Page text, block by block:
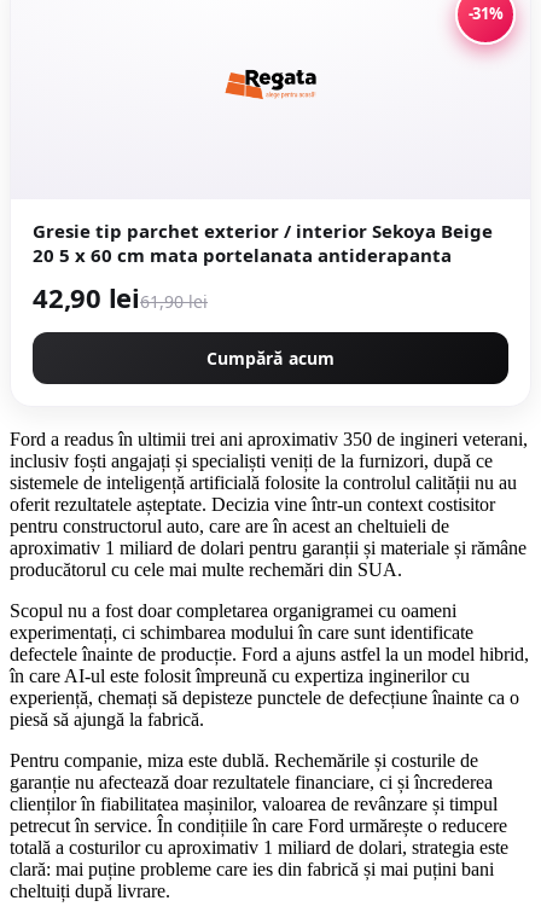
-31%
Gresie tip parchet exterior / interior Sekoya Beige
20 5 x 60 cm mata portelanata antiderapanta
42,90 lei61,90 lei
Cumpără acum
Ford a readus în ultimii trei ani aproximativ 350 de ingineri veterani,
inclusiv foști angajați și specialiști veniți de la furnizori, după ce
sistemele de inteligență artificială folosite la controlul calității nu au
oferit rezultatele așteptate. Decizia vine într-un context costisitor
pentru constructorul auto, care are în acest an cheltuieli de
aproximativ 1 miliard de dolari pentru garanții și materiale și rămâne
producătorul cu cele mai multe rechemări din SUA.
Scopul nu a fost doar completarea organigramei cu oameni
experimentați, ci schimbarea modului în care sunt identificate
defectele înainte de producție. Ford a ajuns astfel la un model hibrid,
în care AI-ul este folosit împreună cu expertiza inginerilor cu
experiență, chemați să depisteze punctele de defecțiune înainte ca o
piesă să ajungă la fabrică.
Pentru companie, miza este dublă. Rechemările și costurile de
garanție nu afectează doar rezultatele financiare, ci și încrederea
clienților în fiabilitatea mașinilor, valoarea de revânzare și timpul
petrecut în service. În condițiile în care Ford urmărește o reducere
totală a costurilor cu aproximativ 1 miliard de dolari, strategia este
clară: mai puține probleme care ies din fabrică și mai puțini bani
cheltuiți după livrare.